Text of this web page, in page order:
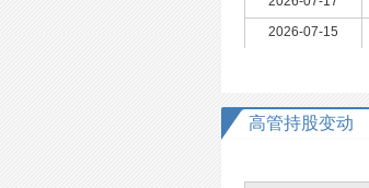
2026-07-15
高管持股变动